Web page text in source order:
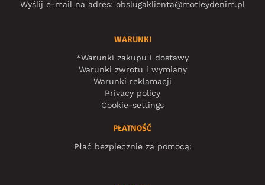
Wyślij e-mail na adres: obslugaklienta@motleydenim.pl
WARUNKI
*Warunki zakupu i dostawy
Warunki zwrotu i wymiany
Warunki reklamacji
Privacy policy
Cookie-settings
PŁATNOŚĆ
Płać bezpiecznie za pomocą: